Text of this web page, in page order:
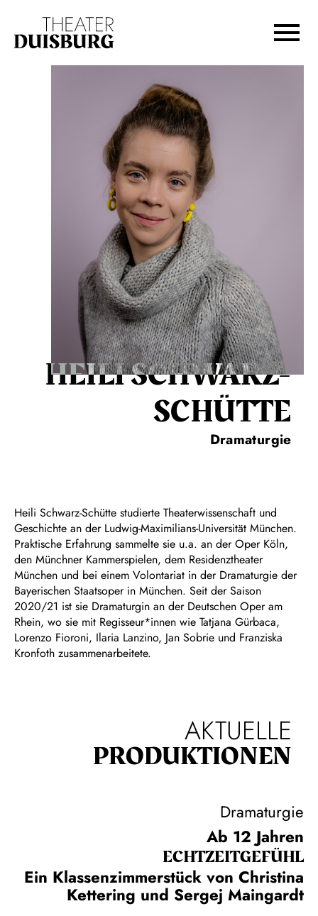
Zur Hauptnavigation springen
Zum Footer springen
HEILI SCHWARZ-
SCHÜTTE
Dramaturgie
Heili Schwarz-Schütte studierte Theaterwissenschaft und
Geschichte an der Ludwig-Maximilians-Universität München.
Praktische Erfahrung sammelte sie u.a. an der Oper Köln,
den Münchner Kammerspielen, dem Residenztheater
München und bei einem Volontariat in der Dramaturgie der
Bayerischen Staatsoper in München. Seit der Saison
2020/21 ist sie Dramaturgin an der Deutschen Oper am
Rhein, wo sie mit Regisseur*innen wie Tatjana Gürbaca,
Lorenzo Fioroni, Ilaria Lanzino, Jan Sobrie und Franziska
Kronfoth zusammenarbeitete.
AKTUELLE
PRODUKTIONEN
Dramaturgie
Ab 12 Jahren
ECHT­ZEIT­GEFÜHL
Ein Klassenzimmerstück von Christina
Kettering und Sergej Maingardt